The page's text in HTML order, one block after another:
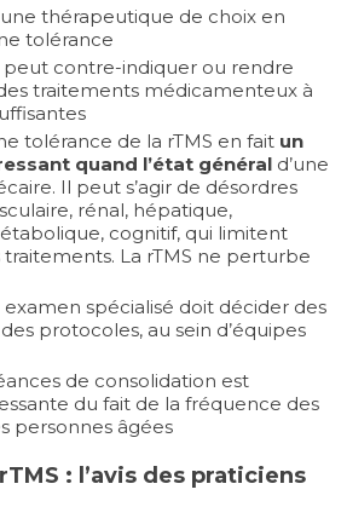
thérapeutique de choix en
tolérance
peut contre-indiquer ou rendre
traitements médicamenteux à
tolérance de la rTMS en fait un
quand l’état général d’une
Il peut s’agir de désordres
rénal, hépatique,
cognitif, qui limitent
traitements. La rTMS ne perturbe
spécialisé doit décider des
protocoles, au sein d’équipes
de consolidation est
du fait de la fréquence des
personnes âgées
: l’avis des praticiens